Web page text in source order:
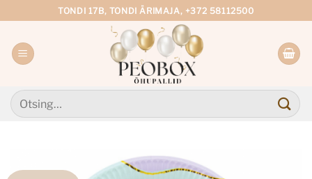
to
TONDI 17B, TONDI ÄRIMAJA, +372 58112500
Otsi: